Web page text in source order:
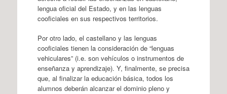
lengua oficial del Estado, y en las lenguas
cooficiales en sus respectivos territorios.
Por otro lado, el castellano y las lenguas
cooficiales tienen la consideración de “lenguas
vehiculares” (i.e. son vehículos o instrumentos de
enseñanza y aprendizaje). Y, finalmente, se precisa
que, al finalizar la educación básica, todos los
alumnos deberán alcanzar el dominio pleno y